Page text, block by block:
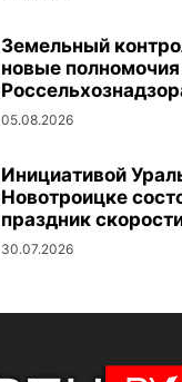
Земельный
новые
05.08.2026
Инициативой
Новотроицке
праздник
30.07.2026